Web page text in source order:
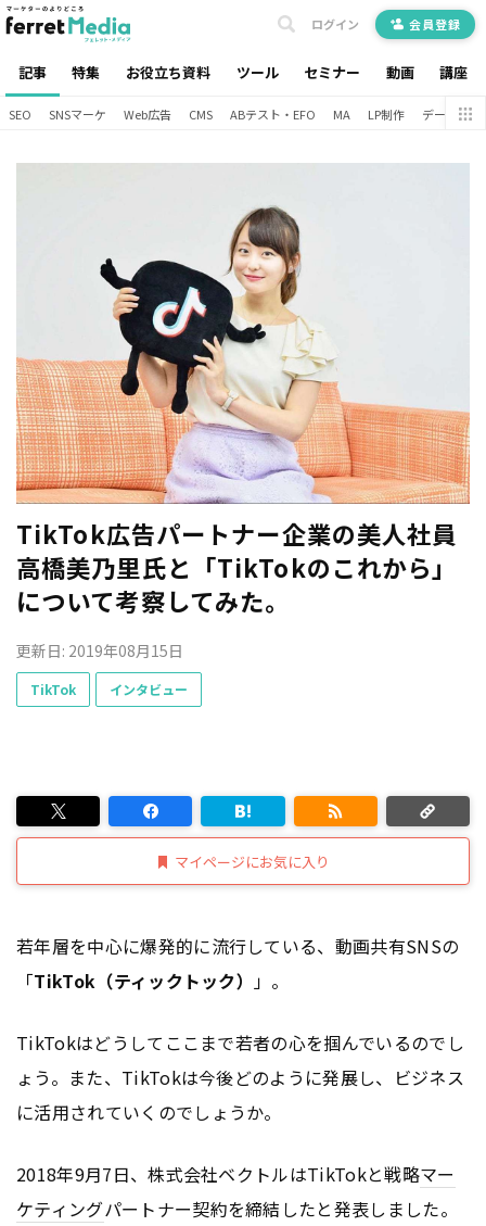
記事 特集 お役立ち資料 ツール セミナー 動画 講座
ログイン 会員登録
SEO SNSマーケ Web広告 CMS ABテスト・EFO MA LP制作 データ分析
TikTok広告パートナー企業の美人社員
高橋美乃里氏と「TikTokのこれから」
について考察してみた。
更新日: 2019年08月15日
TikTok インタビュー
マイページにお気に入り
若年層を中心に爆発的に流行している、動画共有SNSの
「TikTok（ティックトック） 」。
TikTokはどうしてここまで若者の心を掴んでいるのでし
ょう。また、TikTokは今後どのように発展し、ビジネス
に活用されていくのでしょうか。
2018年9月7日、株式会社ベクトルはTikTokと戦略マー
ケティングパートナー契約を締結したと発表しました。